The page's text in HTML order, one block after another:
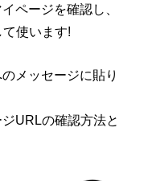
ページを確認し、
使います!
メッセージに貼り
URLの確認方法と